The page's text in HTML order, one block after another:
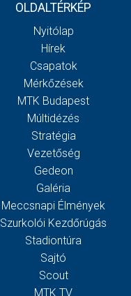
OLDALTÉRKÉP
Nyitólap
Hírek
Csapatok
Mérkőzések
MTK Budapest
Múltidézés
Stratégia
Vezetőség
Gedeon
Galéria
Meccsnapi Élmények
Szurkolói Kezdőrúgás
Stadiontúra
Sajtó
Scout
MTK TV